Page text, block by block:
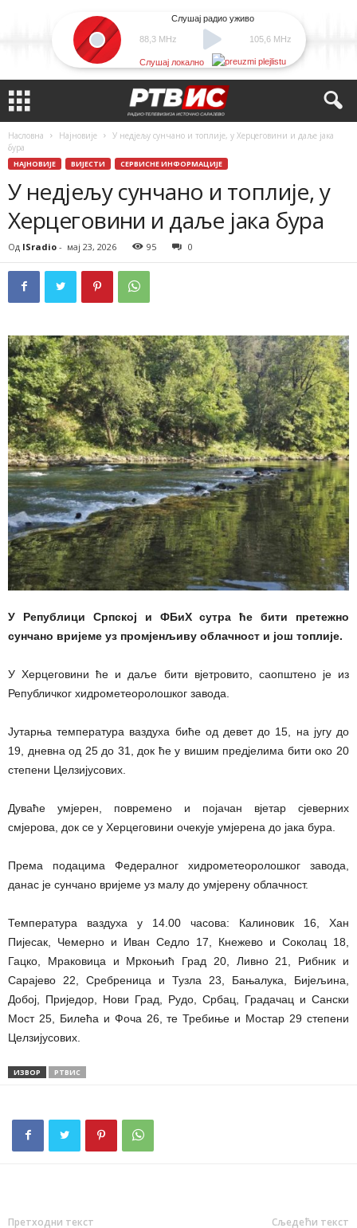
88,3 MHz
Слушај радио уживо
105,6 MHz
Слушај локално
Насловна Најновије
У недјељу сунчано и топлије, у Херцеговини и даље јака
бура
НАЈНОВИЈЕ ВИЈЕСТИ СЕРВИСНЕ ИНФОРМАЦИЈЕ
У недјељу сунчано и топлије, у
Херцеговини и даље јака бура
Од ISradio - мај 23, 2026 95 0
У Републици Српској и ФБиХ сутра ће бити претежно
сунчано вријеме уз промјенљиву облачност и још топлије.
У Херцеговини ће и даље бити вјетровито, саопштено је из
Републичког хидрометеоролошког завода.
Јутарња температура ваздуха биће од девет до 15, на југу до
19, дневна од 25 до 31, док ће у вишим предјелима бити око 20
степени Целзијусових.
Дуваће умјерен, повремено и појачан вјетар сјеверних
смјерова, док се у Херцеговини очекује умјерена до јака бура.
Према подацима Федералног хидрометеоролошког завода,
данас је сунчано вријеме уз малу до умјерену облачност.
Температура ваздуха у 14.00 часова: Калиновик 16, Хан
Пијесак, Чемерно и Иван Седло 17, Кнежево и Соколац 18,
Гацко, Мраковица и Мркоњић Град 20, Ливно 21, Рибник и
Сарајево 22, Сребреница и Тузла 23, Бањалука, Бијељина,
Добој, Приједор, Нови Град, Рудо, Србац, Градачац и Сански
Мост 25, Билећа и Фоча 26, те Требиње и Мостар 29 степени
Целзијусових.
ИЗВОР РТВИС
Претходни текст Сљедећи текст